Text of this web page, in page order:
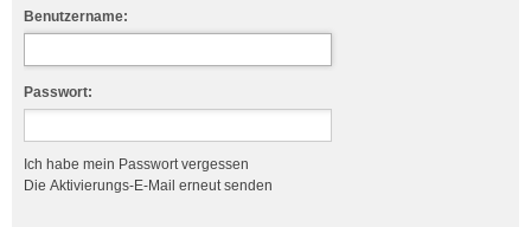
Benutzername:
Passwort:
Ich habe mein Passwort vergessen
Die Aktivierungs-E-Mail erneut senden